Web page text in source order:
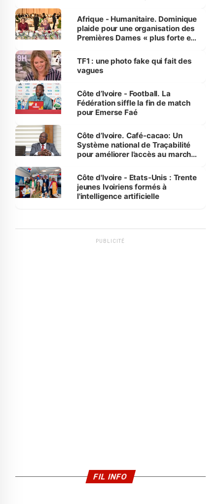
Afrique - Humanitaire. Dominique
plaide pour une organisation des
Premières Dames « plus forte et
sur la scène internationale »
TF1 : une photo fake qui fait des
vagues
Côte d’Ivoire - Football. La
Fédération siffle la fin de match
pour Emerse Faé
Côte d’Ivoire. Café-cacao: Un
Système national de Traçabilité
pour améliorer l’accès au marché
Côte d'Ivoire - Etats-Unis : Trente
jeunes Ivoiriens formés à
l'intelligence artificielle
PUBLICITÉ
FIL INFO